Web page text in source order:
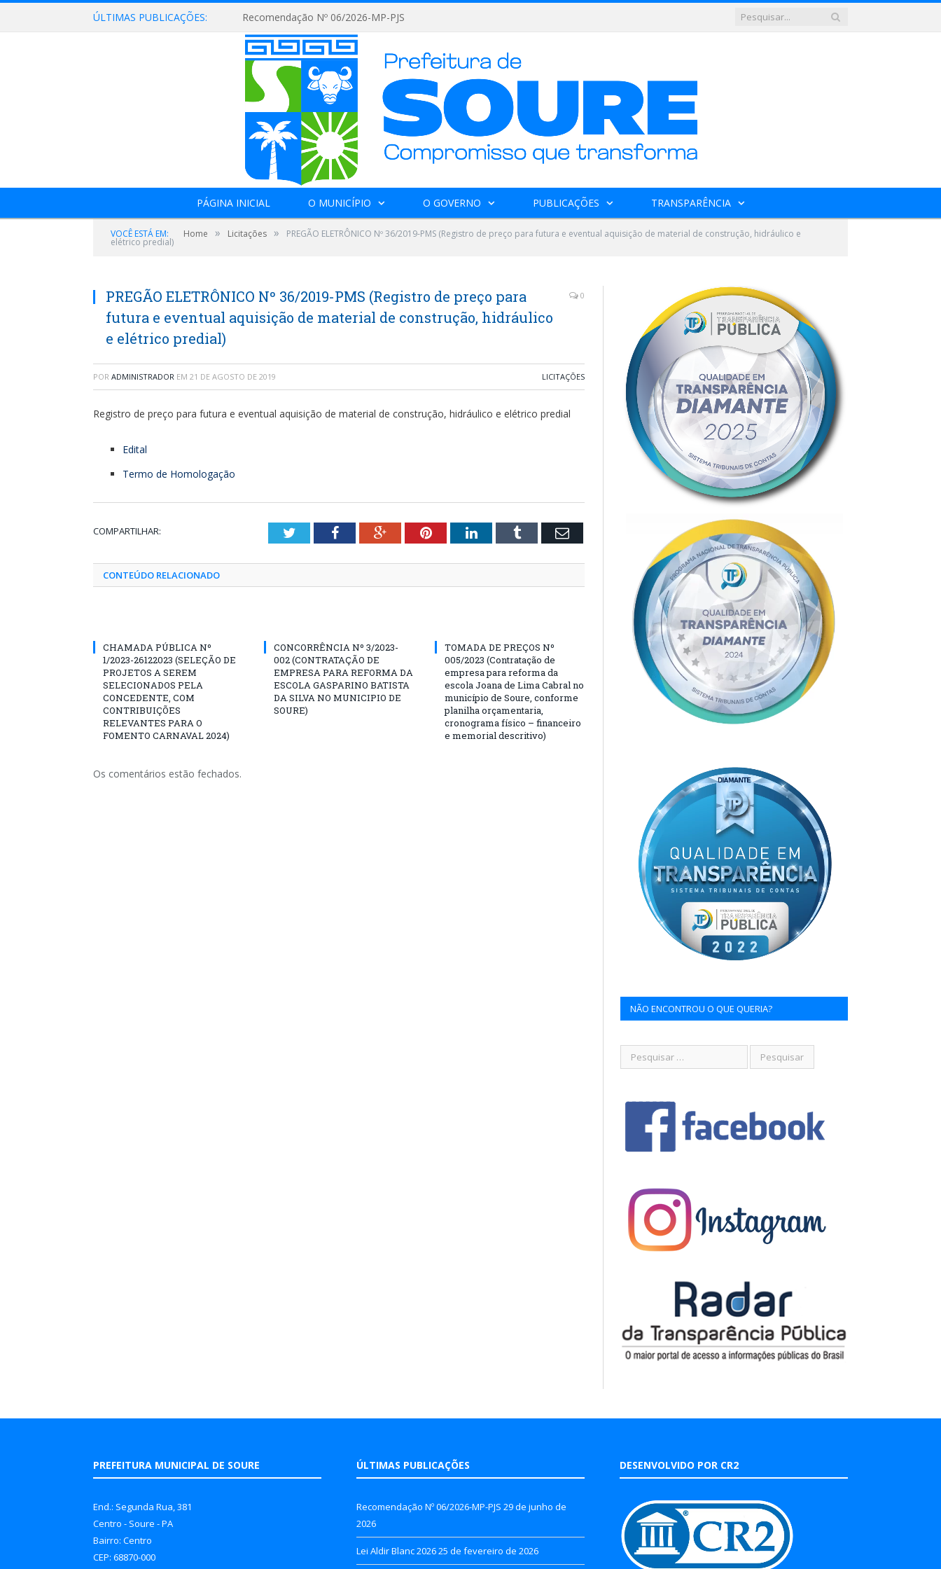
ÚLTIMAS PUBLICAÇÕES: Recomendação Nº 06/2026-MP-PJS
PÁGINA INICIAL O MUNICÍPIO O GOVERNO PUBLICAÇÕES TRANSPARÊNCIA
VOCÊ ESTÁ EM: Home » Licitações » PREGÃO ELETRÔNICO Nº 36/2019-PMS (Registro de preço para futura e eventual aquisição de material de construção, hidráulico e
elétrico predial)
PREGÃO ELETRÔNICO Nº 36/2019-PMS (Registro de preço para
futura e eventual aquisição de material de construção, hidráulico
e elétrico predial)
0
POR ADMINISTRADOR EM 21 DE AGOSTO DE 2019 LICITAÇÕES
Registro de preço para futura e eventual aquisição de material de construção, hidráulico e elétrico predial
Edital
Termo de Homologação
COMPARTILHAR: TwitterFacebookGoogle+PinterestLinkedInTumblr Email
CONTEÚDO RELACIONADO
CHAMADA PÚBLICA Nº
1/2023-26122023 (SELEÇÃO DE
PROJETOS A SEREM
SELECIONADOS PELA
CONCEDENTE, COM
CONTRIBUIÇÕES
RELEVANTES PARA O
FOMENTO CARNAVAL 2024)
CONCORRÊNCIA Nº 3/2023-
002 (CONTRATAÇÃO DE
EMPRESA PARA REFORMA DA
ESCOLA GASPARINO BATISTA
DA SILVA NO MUNICIPIO DE
SOURE)
TOMADA DE PREÇOS Nº
005/2023 (Contratação de
empresa para reforma da
escola Joana de Lima Cabral no
município de Soure, conforme
planilha orçamentaria,
cronograma físico – financeiro
e memorial descritivo)
Os comentários estão fechados.
NÃO ENCONTROU O QUE QUERIA?
PREFEITURA MUNICIPAL DE SOURE
End.: Segunda Rua, 381
Centro - Soure - PA
Bairro: Centro
CEP: 68870-000
ÚLTIMAS PUBLICAÇÕES
Recomendação Nº 06/2026-MP-PJS 29 de junho de
2026
Lei Aldir Blanc 202625 de fevereiro de 2026
DESENVOLVIDO POR CR2